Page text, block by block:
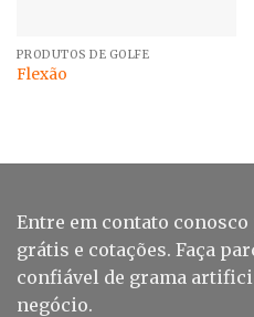
PRODUTOS DE GOLFE
Flexão
Entre em contato
grátis e cotações. Faça
confiável de grama
negócio.